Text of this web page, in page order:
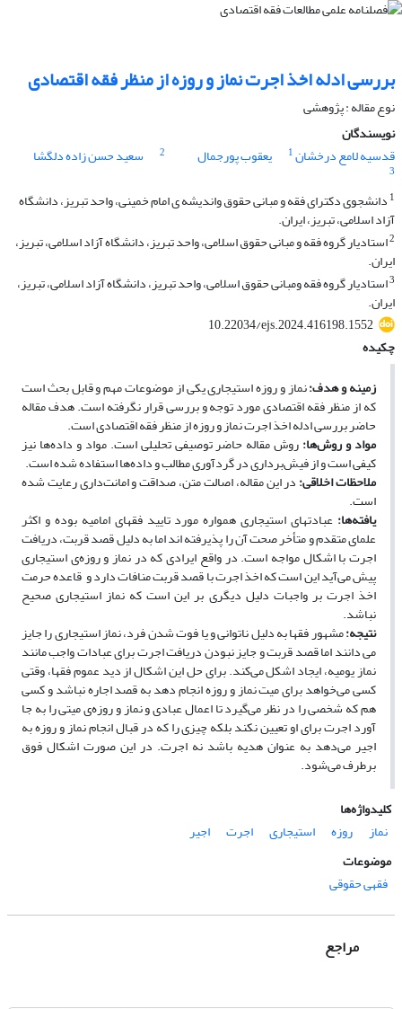
بررسی ادله اخذ اجرت نماز و روزه از منظر فقه اقتصادی
نوع مقاله : پژوهشی
نویسندگان
قدسیه لامع درخشان1 یعقوب پورجمال 2 سعید حسن زاده دلگشا
3
1 دانشجوی دکترای فقه و مبانی حقوق واندیشه ی امام خمینی، واحد تبریز، دانشگاه
آزاد اسلامی، تبریز، ایران.
2استادیار گروه فقه و مبانی حقوق اسلامی، واحد تبریز، دانشگاه آزاد اسلامی، تبریز،
ایران.
3استادیار گروه فقه ومبانی حقوق اسلامی، واحد تبریز، دانشگاه آزاد اسلامی، تبریز،
ایران.
10.22034/ejs.2024.416198.1552
چکیده
زمینه و هدف:نماز و روزه استیجاری یکی از موضوعات مهم و قابل ‌بحث است
که از منظر فقه اقتصادی مورد توجه و بررسی قرار نگرفته است. هدف مقاله
حاضر بررسی ادله اخذ اجرت نماز و روزه از منظر فقه اقتصادی است.
مواد و روش‌ها:روش مقاله حاضر توصیفی تحلیلی است. مواد و داده‌ها نیز
کیفی است و از فیش‌برداری در گردآوری مطالب و داده‌ها استفاده‌ شده است.
ملاحظات اخلاقی:در این مقاله، اصالت متن، صداقت و امانت‌داری رعایت شده
است.
یافته‌ها: عبادت­های استیجاری همواره مورد تایید فقهای امامیه بوده و اکثر
علمای متقدم و متأخر صحت آن را پذیرفته­ اند اما به دلیل قصد قربت، دریافت
اجرت با اشکال مواجه است. در واقع ایرادی که در نماز و روزه‌ی استیجاری
پیش می‌آید این است که اخذ اجرت با قصد قربت منافات دارد و قاعده حرمت
اخذ اجرت بر واجبات دلیل دیگری بر این است که نماز استیجاری صحیح
نباشد.
نتیجه‌:مشهور فقها به دلیل ناتوانی و یا فوت شدن فرد، نماز استیجاری را جایز
می دانند اما قصد قربت و جایز نبودن دریافت اجرت برای عبادات واجب مانند
نماز یومیه، ایجاد اشکل می‌کند. برای حل این اشکال از دید عموم فقها، وقتی
کسی می‌خواهد برای میت نماز و روزه‌ انجام دهد به ‌قصد اجاره نباشد و کسی
هم که شخصی را در نظر می‌گیرد تا اعمال عبادی و نماز و روزه‌ی میتی را به‌ جا
آورد اجرت برای او تعیین نکند بلکه چیزی را که در قبال انجام نماز و روزه به
اجیر می‌دهد به ‌عنوان هدیه باشد نه اجرت. در این صورت اشکال فوق
برطرف می‌شود.
کلیدواژه‌ها
نماز
روزه استیجاری اجرت
اجیر
موضوعات
فقهی حقوقی
مراجع